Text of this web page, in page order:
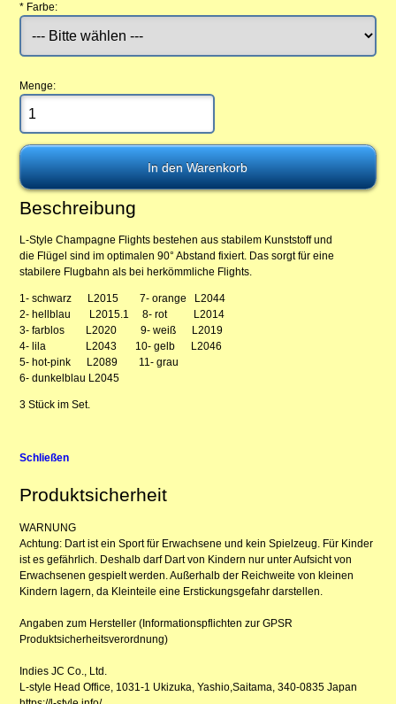
* Farbe:
Menge:
Beschreibung
L-Style Champagne Flights bestehen aus stabilem Kunststoff und
die Flügel sind im optimalen 90° Abstand fixiert. Das sorgt für eine
stabilere Flugbahn als bei herkömmliche Flights.
1- schwarz L2015 7- orange L2044
2- hellblau L2015.1 8- rot L2014
3- farblos L2020 9- weiß L2019
4- lila L2043 10- gelb L2046
5- hot-pink L2089 11- grau
6- dunkelblau L2045
3 Stück im Set.
Schließen
Produktsicherheit
WARNUNG
Achtung: Dart ist ein Sport für Erwachsene und kein Spielzeug. Für Kinder
ist es gefährlich. Deshalb darf Dart von Kindern nur unter Aufsicht von
Erwachsenen gespielt werden. Außerhalb der Reichweite von kleinen
Kindern lagern, da Kleinteile eine Erstickungsgefahr darstellen.
Angaben zum Hersteller (Informationspflichten zur GPSR
Produktsicherheitsverordnung)
Indies JC Co., Ltd.
L-style Head Office, 1031-1 Ukizuka, Yashio,Saitama, 340-0835 Japan